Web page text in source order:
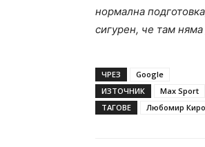
нормална
сигурен, че там
ЧРЕЗ
Google
ИЗТОЧНИК
Max Sport
ТАГОВЕ
Любомир